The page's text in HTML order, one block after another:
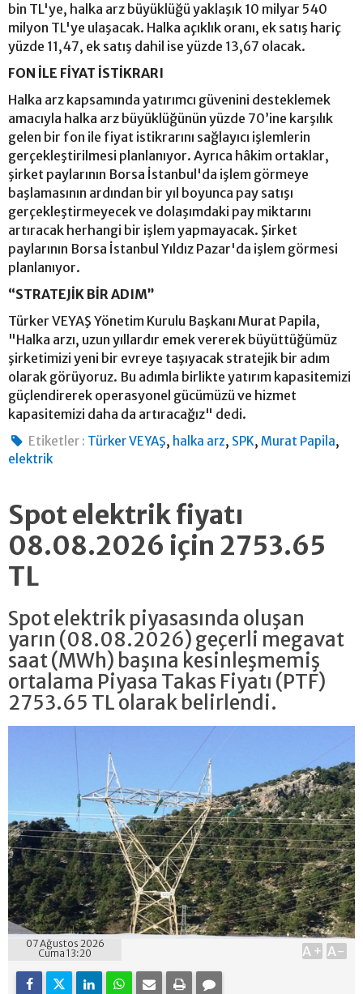
bin TL'ye, halka arz büyüklüğü yaklaşık 10 milyar 540
milyon TL'ye ulaşacak. Halka açıklık oranı, ek satış hariç
yüzde 11,47, ek satış dahil ise yüzde 13,67 olacak.
FON İLE FİYAT İSTİKRARI
Halka arz kapsamında yatırımcı güvenini desteklemek
amacıyla halka arz büyüklüğünün yüzde 70’ine karşılık
gelen bir fon ile fiyat istikrarını sağlayıcı işlemlerin
gerçekleştirilmesi planlanıyor. Ayrıca hâkim ortaklar,
şirket paylarının Borsa İstanbul'da işlem görmeye
başlamasının ardından bir yıl boyunca pay satışı
gerçekleştirmeyecek ve dolaşımdaki pay miktarını
artıracak herhangi bir işlem yapmayacak. Şirket
paylarının Borsa İstanbul Yıldız Pazar'da işlem görmesi
planlanıyor.
“STRATEJİK BİR ADIM”
Türker VEYAŞ Yönetim Kurulu Başkanı Murat Papila,
"Halka arzı, uzun yıllardır emek vererek büyüttüğümüz
şirketimizi yeni bir evreye taşıyacak stratejik bir adım
olarak görüyoruz. Bu adımla birlikte yatırım kapasitemizi
güçlendirerek operasyonel gücümüzü ve hizmet
kapasitemizi daha da artıracağız" dedi.
Etiketler : Türker VEYAŞ, halka arz, SPK,Murat Papila,
elektrik
Spot elektrik fiyatı
08.08.2026 için 2753.65
TL
Spot elektrik piyasasında oluşan
yarın (08.08.2026) geçerli megavat
saat (MWh) başına kesinleşmemiş
ortalama Piyasa Takas Fiyatı (PTF)
2753.65 TL olarak belirlendi.
07 Ağustos 2026
Cuma 13:20
A+ A-